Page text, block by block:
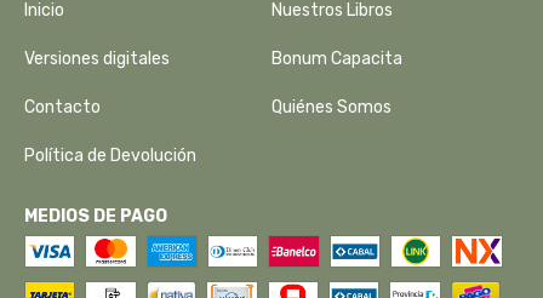
Inicio Nuestros Libros
Versiones digitales Bonum Capacita
Contacto Quiénes Somos
Política de Devolución
MEDIOS DE PAGO